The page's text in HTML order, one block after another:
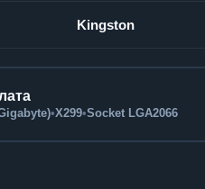
Kingston
•X299•Socket LGA2066